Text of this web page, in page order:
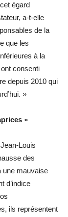
égard
a-t-elle
de la
que les
à la
consenti
depuis 2010 qui
»
»
Louis
des
une mauvaise
d’indice
ils représentent